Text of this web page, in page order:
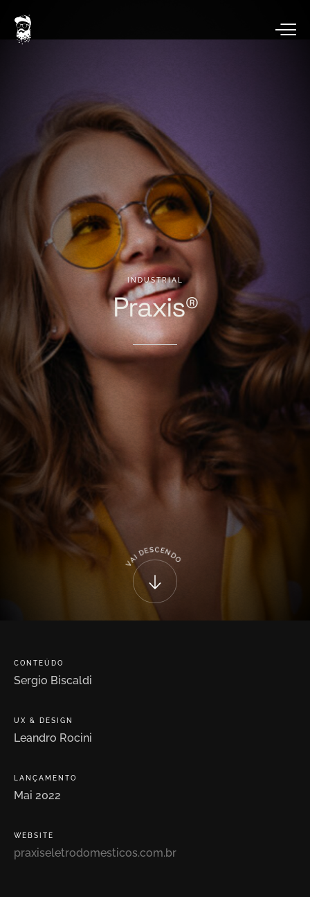
INDUSTRIAL
Praxis®
V
A
IDESCENDO
CONTEÚDO
Sergio Biscaldi
UX & DESIGN
Leandro Rocini
LANÇAMENTO
Mai 2022
WEBSITE
praxiseletrodomesticos.com.br